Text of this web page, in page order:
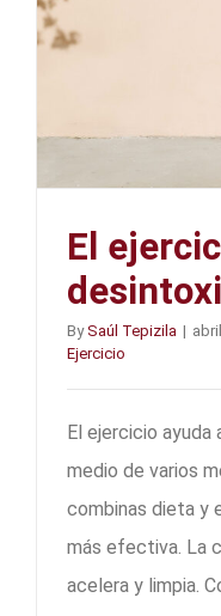
El
BySaúl Tepizila |
Ejercicio
El ejercicio
medio de varios
combinas dieta y
más efectiva. La
acelera y limpia.